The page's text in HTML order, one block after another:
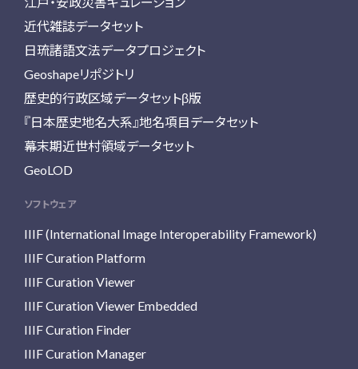
近代雑誌データセット
日琉諸語文法データプロジェクト
Geoshapeリポジトリ
歴史的行政区域データセットβ版
『日本歴史地名大系』地名項目データセット
幕末期近世村領域データセット
GeoLOD
ソフトウェア
IIIF (International Image Interoperability Framework)
IIIF Curation Platform
IIIF Curation Viewer
IIIF Curation Viewer Embedded
IIIF Curation Finder
IIIF Curation Manager